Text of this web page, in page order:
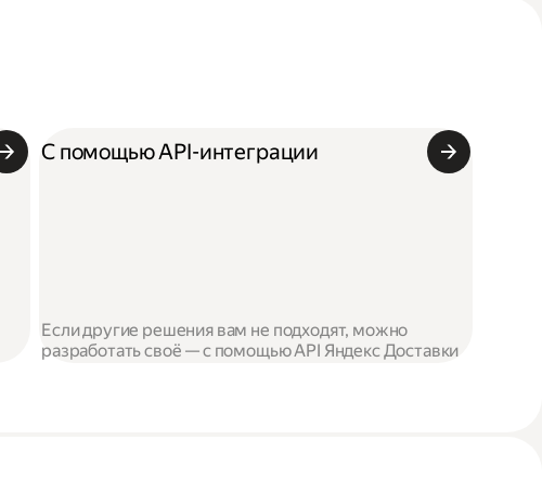
С помощью API-интеграции
Если другие решения вам не подходят, можно
разработать своё — с помощью API Яндекс Доставки